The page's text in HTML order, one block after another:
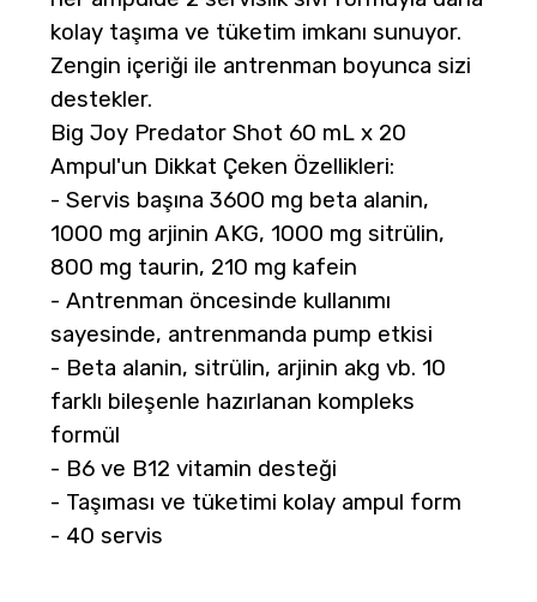
kolay taşıma ve tüketim imkanı sunuyor.
Zengin içeriği ile antrenman boyunca sizi
destekler.
Big Joy Predator Shot 60 mL x 20
Ampul'un Dikkat Çeken Özellikleri:
- Servis başına 3600 mg beta alanin,
1000 mg arjinin AKG, 1000 mg sitrülin,
800 mg taurin, 210 mg kafein
- Antrenman öncesinde kullanımı
sayesinde, antrenmanda pump etkisi
- Beta alanin, sitrülin, arjinin akg vb. 10
farklı bileşenle hazırlanan kompleks
formül
- B6 ve B12 vitamin desteği
- Taşıması ve tüketimi kolay ampul form
- 40 servis